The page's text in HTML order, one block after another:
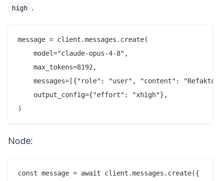
high .
message = client.messages.create(
    model="claude-opus-4-8",
    max_tokens=8192,
messages=[{"role": "user", "content":
    output_config={"effort": "xhigh"},
Node:
const message = await client.messages.create({